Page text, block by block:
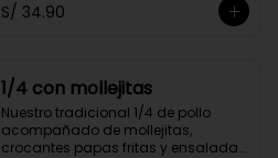
S/ 34.90
1/4 con mollejitas
Nuestro tradicional 1/4 de pollo
acompañado de mollejitas,
crocantes papas fritas y ensalada